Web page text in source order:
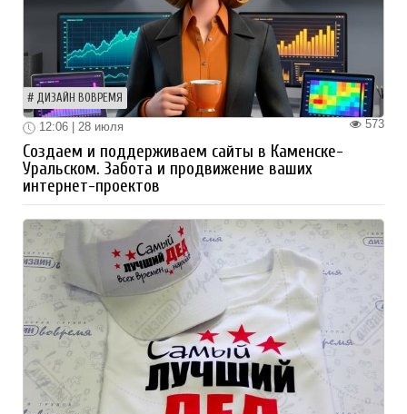
ДИЗАЙН ВОВРЕМЯ
573
12:06 | 28 июля
Создаем и поддерживаем сайты в Каменске-
Уральском. Забота и продвижение ваших
интернет-проектов